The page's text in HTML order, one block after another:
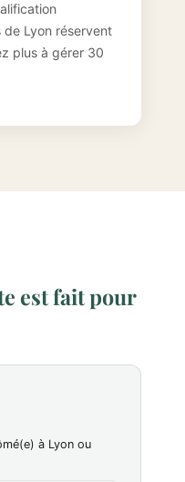
Lyon réservent
plus à gérer 30
est fait pour
à Lyon ou